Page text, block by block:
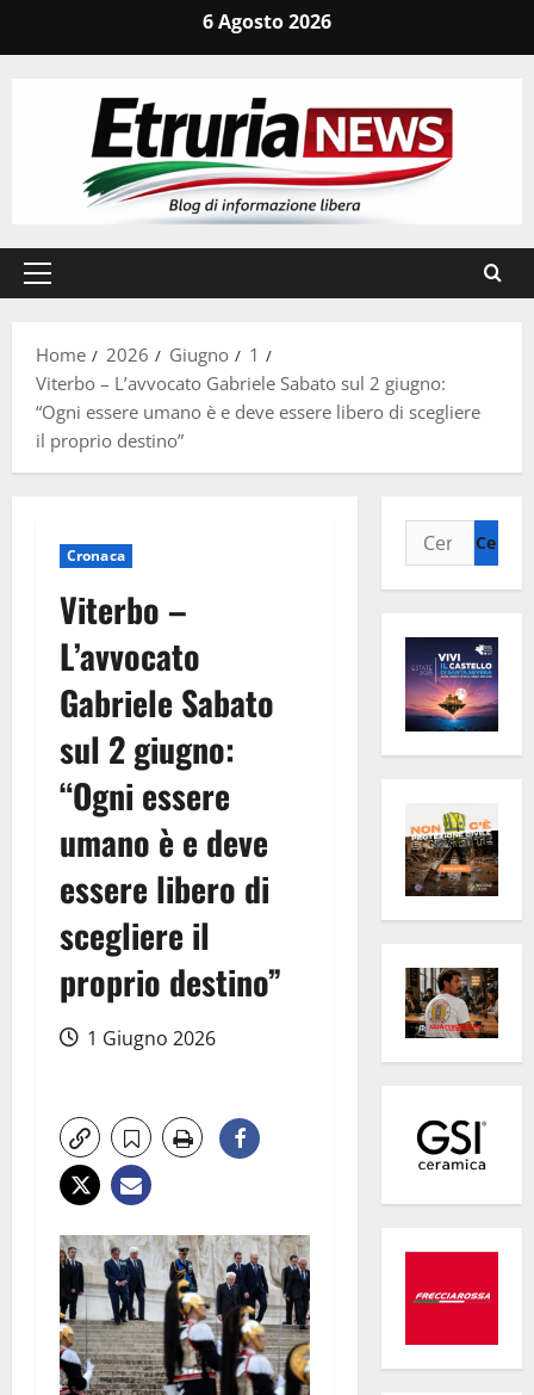
6 Agosto 2026
Menu
Home
2026 Giugno
1
Viterbo – L’avvocato Gabriele Sabato sul 2 giugno:
“Ogni essere umano è e deve essere libero di scegliere
il proprio destino”
Cronaca
Viterbo –
L’avvocato
Gabriele Sabato
sul 2 giugno:
“Ogni essere
umano è e deve
essere libero di
scegliere il
proprio destino”
1 Giugno 2026
Ricerca
per: